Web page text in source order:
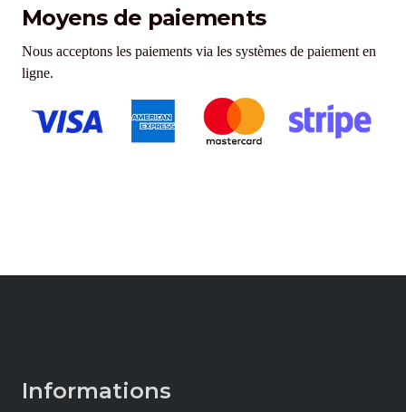
Moyens de paiements
Nous acceptons les paiements via les systèmes de paiement en
ligne.
Informations